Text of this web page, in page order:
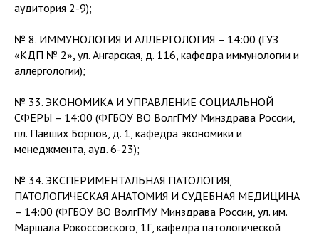
аудитория 2-9);
№ 8. ИММУНОЛОГИЯ И АЛЛЕРГОЛОГИЯ – 14:00 (ГУЗ
«КДП № 2», ул. Ангарская, д. 116, кафедра иммунологии и
аллергологии);
№ 33. ЭКОНОМИКА И УПРАВЛЕНИЕ СОЦИАЛЬНОЙ
СФЕРЫ – 14:00 (ФГБОУ ВО ВолгГМУ Минздрава России,
пл. Павших Борцов, д. 1, кафедра экономики и
менеджмента, ауд. 6-23);
№ 34. ЭКСПЕРИМЕНТАЛЬНАЯ ПАТОЛОГИЯ,
ПАТОЛОГИЧЕСКАЯ АНАТОМИЯ И СУДЕБНАЯ МЕДИЦИНА
– 14:00 (ФГБОУ ВО ВолгГМУ Минздрава России, ул. им.
Маршала Рокоссовского, 1Г, кафедра патологической